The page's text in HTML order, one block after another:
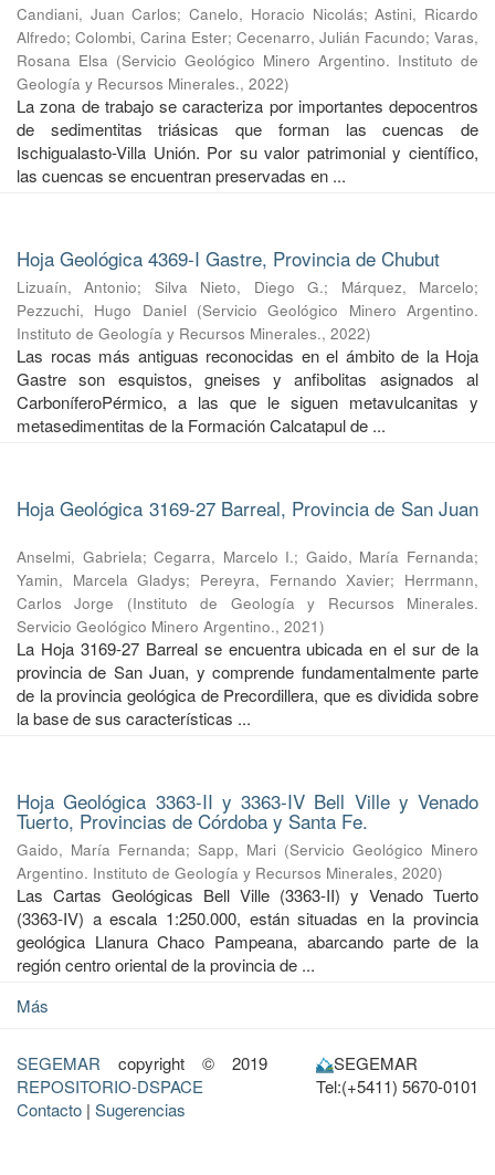
Candiani, Juan Carlos;Canelo, Horacio Nicolás;Astini, Ricardo
Alfredo; Colombi, Carina Ester; Cecenarro, Julián Facundo; Varas,
Rosana Elsa (Servicio Geológico Minero Argentino. Instituto de
Geología y Recursos Minerales., 2022)
La zona de trabajo se caracteriza por importantes depocentros
de sedimentitas triásicas que forman las cuencas de
Ischigualasto-Villa Unión. Por su valor patrimonial y cientíﬁco,
las cuencas se encuentran preservadas en ...
Hoja Geológica 4369-I Gastre, Provincia de Chubut
Lizuaín, Antonio; Silva Nieto, Diego G.; Márquez, Marcelo;
Pezzuchi, Hugo Daniel (Servicio Geológico Minero Argentino.
Instituto de Geología y Recursos Minerales., 2022)
Las rocas más antiguas reconocidas en el ámbito de la Hoja
Gastre son esquistos, gneises y anfibolitas asignados al
CarboníferoPérmico, a las que le siguen metavulcanitas y
metasedimentitas de la Formación Calcatapul de ...
Hoja Geológica 3169-27 Barreal, Provincia de San Juan
Anselmi, Gabriela;Cegarra, Marcelo I.; Gaido, María Fernanda;
Yamin, Marcela Gladys; Pereyra, Fernando Xavier; Herrmann,
Carlos Jorge
(Instituto de Geología y Recursos Minerales.
Servicio Geológico Minero Argentino., 2021)
La Hoja 3169-27 Barreal se encuentra ubicada en el sur de la
provincia de San Juan, y comprende fundamentalmente parte
de la provincia geológica de Precordillera, que es dividida sobre
la base de sus características ...
Hoja Geológica 3363-II y 3363-IV Bell Ville y Venado
Tuerto, Provincias de Córdoba y Santa Fe.
Gaido, María Fernanda; Sapp, Mari (Servicio Geológico Minero
Argentino. Instituto de Geología y Recursos Minerales, 2020)
Las Cartas Geológicas Bell Ville (3363-II) y Venado Tuerto
(3363-IV) a escala 1:250.000, están situadas en la provincia
geológica Llanura Chaco Pampeana, abarcando parte de la
región centro oriental de la provincia de ...
Más
SEGEMAR copyright © 2019
REPOSITORIO-DSPACE
Contacto | Sugerencias
SEGEMAR
Tel:(+5411) 5670-0101